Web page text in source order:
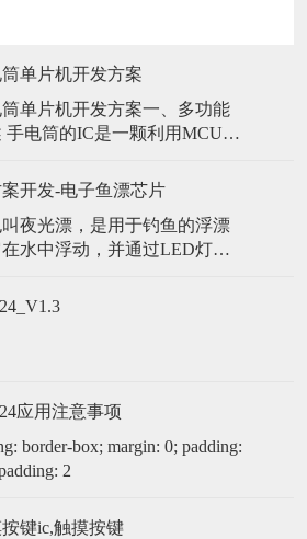
单片机开发方案
单片机开发方案一、多功能
手电筒的IC是一颗利用MCU设
触发IC,LED被点亮；并保持
第二次按下轻触开头输出半
第三次按下轻触开头输出快
发回带第一段，不管在哪一
开发-电子鱼漂芯片
夜光漂，是用于钓鱼的浮漂
水中浮动，并通过LED灯提
，并判断鱼是否咬钩。洪胜
应用注意事项
} body { padding: 2
键ic,触摸按键